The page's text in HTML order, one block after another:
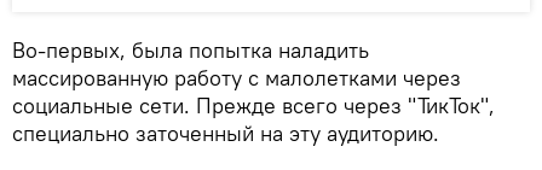
Во-первых, была попытка наладить
массированную работу с малолетками через
социальные сети. Прежде всего через "ТикТок",
специально заточенный на эту аудиторию.